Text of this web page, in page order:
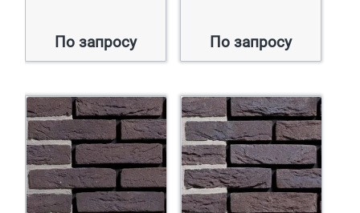
По запросу По запросу